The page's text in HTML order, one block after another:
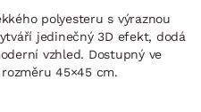
polyesteru s výraznou
jedinečný 3D efekt, dodá
vzhled. Dostupný ve
45×45 cm.